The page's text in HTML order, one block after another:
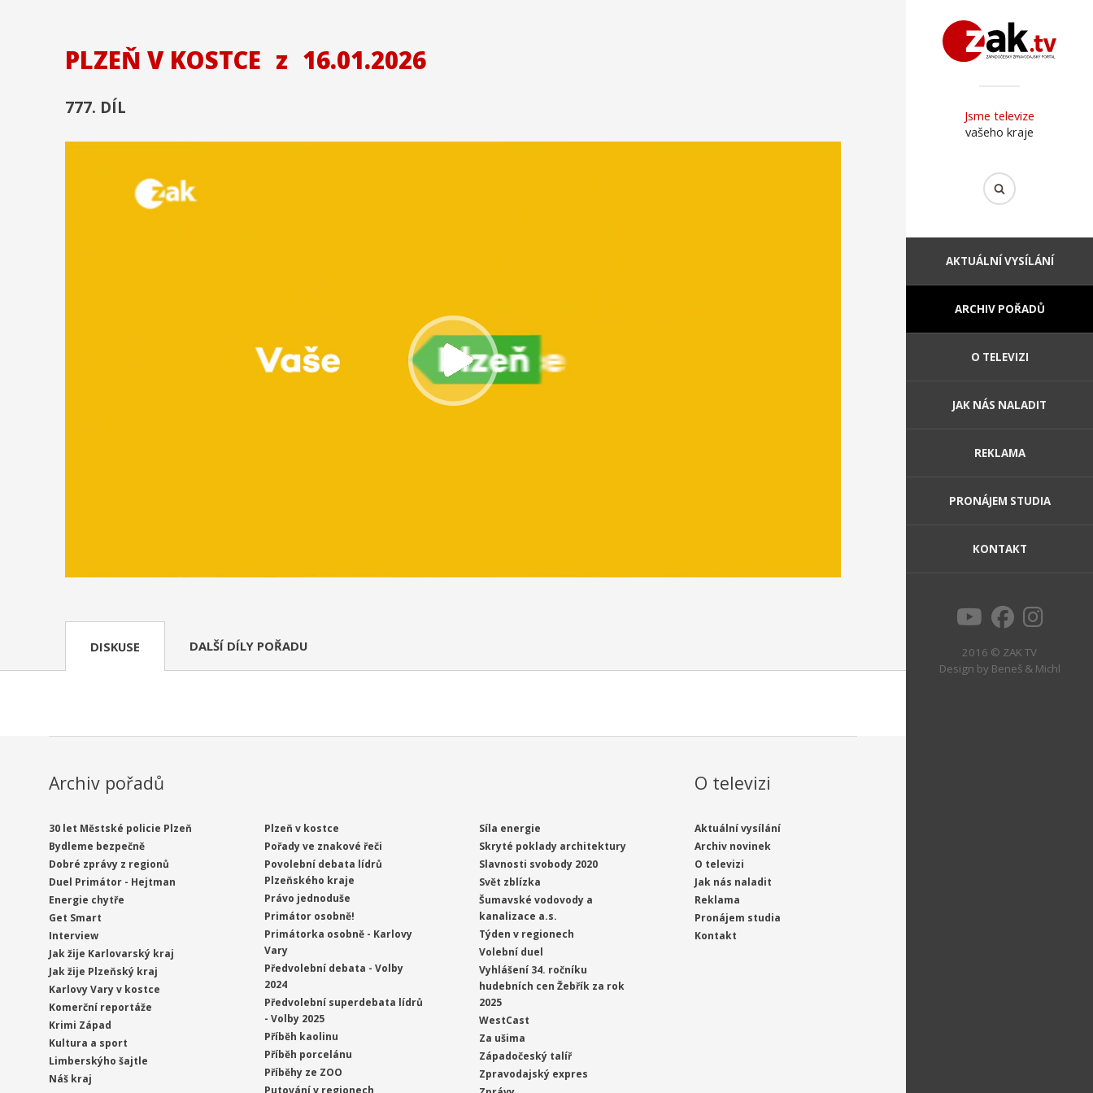
Jsme televize
vašeho kraje
AKTUÁLNÍ VYSÍLÁNÍ
ARCHIV POŘADŮ
O TELEVIZI
JAK NÁS NALADIT
REKLAMA
PRONÁJEM STUDIA
KONTAKT
2016 © ZAK TV
Design by Beneš & Michl
PLZEŇ V KOSTCE z 16.01.2026
777. DÍL
DISKUSE DALŠÍ DÍLY POŘADU
Archiv pořadů
30 let Městské policie Plzeň
Bydleme bezpečně
Dobré zprávy z regionů
Duel Primátor - Hejtman
Energie chytře
Get Smart
Interview
Jak žije Karlovarský kraj
Jak žije Plzeňský kraj
Karlovy Vary v kostce
Komerční reportáže
Krimi Západ
Kultura a sport
Limberskýho šajtle
Náš kraj
Plzeň v kostce
Pořady ve znakové řeči
Povolební debata lídrů
Plzeňského kraje
Právo jednoduše
Primátor osobně!
Primátorka osobně - Karlovy
Vary
Předvolební debata - Volby
2024
Předvolební superdebata lídrů
- Volby 2025
Příběh kaolinu
Příběh porcelánu
Příběhy ze ZOO
Síla energie
Skryté poklady architektury
Slavnosti svobody 2020
Svět zblízka
Šumavské vodovody a
kanalizace a.s.
Týden v regionech
Volební duel
Vyhlášení 34. ročníku
hudebních cen Žebřík za rok
2025
WestCast
Za ušima
Západočeský talíř
Zpravodajský expres
O televizi
Aktuální vysílání
Archiv novinek
O televizi
Jak nás naladit
Reklama
Pronájem studia
Kontakt